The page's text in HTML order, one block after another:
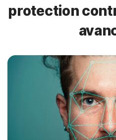
protection